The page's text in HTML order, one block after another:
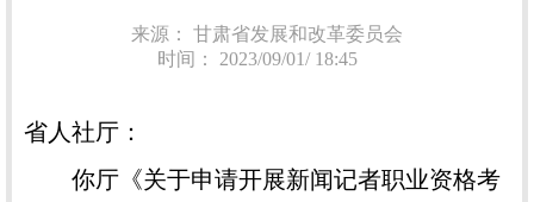
来源： 甘肃省发展和改革委员会
时间： 2023/09/01/ 18:45
省人社厅：
你厅《关于申请开展新闻记者职业资格考